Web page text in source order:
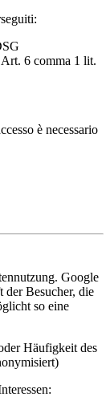
6 comma 1 lit.
è necessario
Google
der Besucher, die
so eine
Häufigkeit des